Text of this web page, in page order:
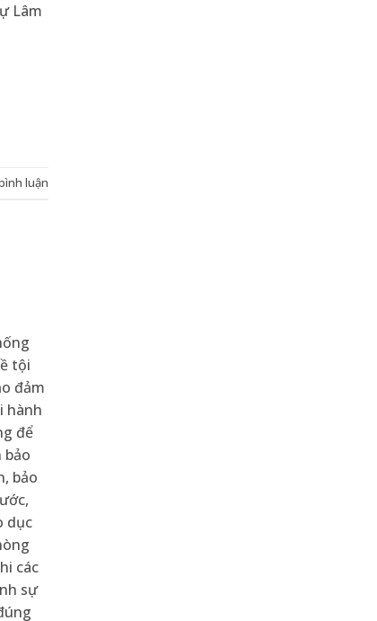
Lâm
luận
tội
đảm
hành
để
bảo
bảo
dục
các
sự